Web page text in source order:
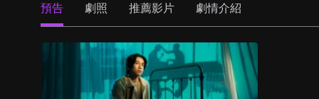
預告 劇照 推薦影片 劇情介紹